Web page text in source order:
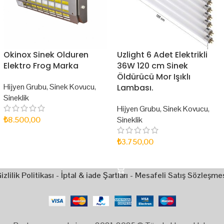
Okinox Sinek Olduren
Elektro Frog Marka
Hijyen Grubu,Sinek Kovucu,
Sineklik
₺8.500,00
Uzlight 6 Adet Elektrikli
36W 120 cm Sinek
Öldürücü Mor Işıklı
Lambası.
Hijyen Grubu,Sinek Kovucu,
Sineklik
₺3.750,00
Politikası - İptal & iade Şartları - Mesafeli Satış